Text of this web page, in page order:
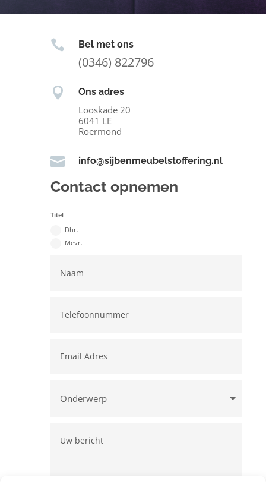
 Bel met ons
(0346) 822796
 Ons adres
Looskade 20
6041 LE
Roermond
 info@sijbenmeubelstoffering.nl
Contact opnemen
Titel
Dhr.
Mevr.